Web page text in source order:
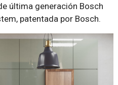
última generación Bosch
patentada por Bosch.